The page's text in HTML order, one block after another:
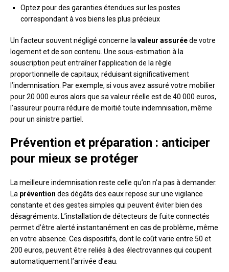
Optez pour des garanties étendues sur les postes
correspondant à vos biens les plus précieux
Un facteur souvent négligé concerne la valeur assuréede votre
logement et de son contenu. Une sous-estimation à la
souscription peut entraîner l’application de la règle
proportionnelle de capitaux, réduisant significativement
l’indemnisation. Par exemple, si vous avez assuré votre mobilier
pour 20 000 euros alors que sa valeur réelle est de 40 000 euros,
l’assureur pourra réduire de moitié toute indemnisation, même
pour un sinistre partiel.
Prévention et préparation : anticiper
pour mieux se protéger
La meilleure indemnisation reste celle qu’on n’a pas à demander.
La prévention des dégâts des eaux repose sur une vigilance
constante et des gestes simples qui peuvent éviter bien des
désagréments. L’installation de détecteurs de fuite connectés
permet d’être alerté instantanément en cas de problème, même
en votre absence. Ces dispositifs, dont le coût varie entre 50 et
200 euros, peuvent être reliés à des électrovannes qui coupent
automatiquement l’arrivée d’eau.